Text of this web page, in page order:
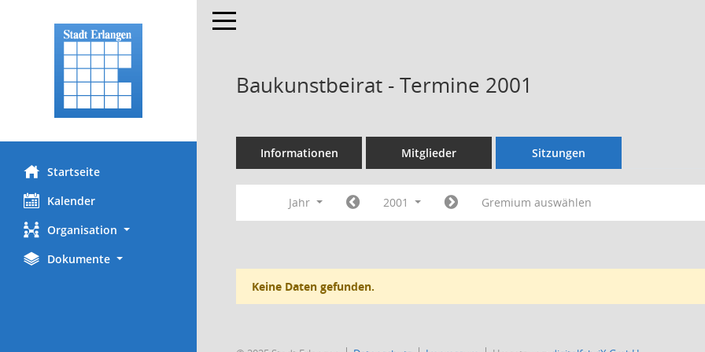
Startseite
Kalender
Organisation
Dokumente
Toggle navigation
Baukunstbeirat - Termine 2001
Informationen Mitglieder Sitzungen
Jahr 2001 Gremium auswählen
Keine Daten gefunden.